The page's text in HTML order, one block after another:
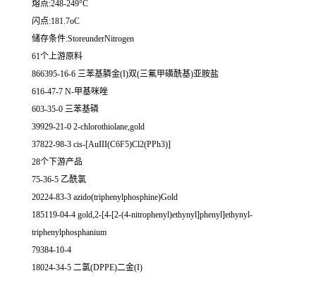
熔点:248-249°C
闪点:181.7oC
储存条件:StoreunderNitrogen
61个上游原料
866395-16-6 三苯基膦金(I)双(三氟甲磺酰基)亚胺盐
616-47-7 N-甲基咪唑
603-35-0 三苯基磷
39929-21-0 2-chlorothiolane,gold
37822-98-3 cis-[AuIII(C6F5)Cl2(PPh3)]
28个下游产品
75-36-5 乙酰氯
20224-83-3 azido(triphenylphosphine)Gold
185119-04-4 gold,2-[4-[2-(4-nitrophenyl)ethynyl]phenyl]ethynyl-
triphenylphosphanium
79384-10-4
18024-34-5 二氯(DPPE)二金(I)